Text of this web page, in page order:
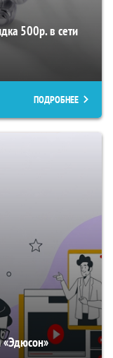
500р. в сети
ПОДРОБНЕЕ
«Эдюсон»